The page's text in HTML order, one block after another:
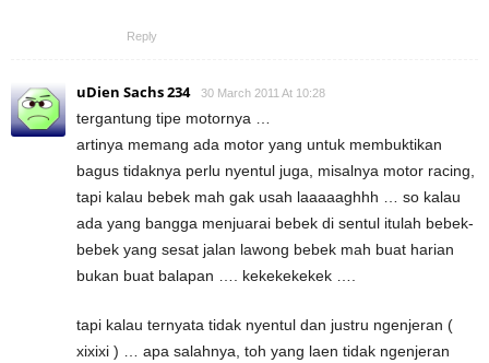
Reply
uDien Sachs 234 30 March 2011 At 10:28
tergantung tipe motornya …
artinya memang ada motor yang untuk membuktikan
bagus tidaknya perlu nyentul juga, misalnya motor racing,
tapi kalau bebek mah gak usah laaaaaghhh … so kalau
ada yang bangga menjuarai bebek di sentul itulah bebek-
bebek yang sesat jalan lawong bebek mah buat harian
bukan buat balapan …. kekekekekek ….
tapi kalau ternyata tidak nyentul dan justru ngenjeran (
xixixi ) … apa salahnya, toh yang laen tidak ngenjeran